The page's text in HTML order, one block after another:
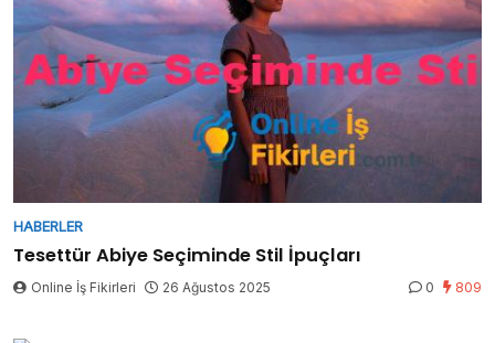
HABERLER
Tesettür Abiye Seçiminde Stil İpuçları
Online İş Fikirleri 26 Ağustos 2025 0 809